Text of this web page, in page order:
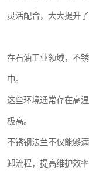
灵活配合，大大提升
在石油工业领域，不
中。
这些环境通常存在高
极高。
不锈钢法兰不仅能够
卸流程，提高维护效